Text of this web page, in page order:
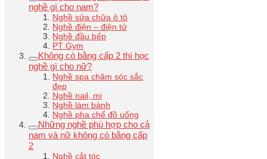
nghề gì cho nam?
Nghề sửa chữa ô tô
Nghề điện – điện tử
Nghề đầu bếp
PT Gym
Không có bằng cấp 2 thì học
nghề gì cho nữ?
Nghề spa chăm sóc sắc
đẹp
Nghề nail, mi
Nghề làm bánh
Nghề pha chế đồ uống
Những nghề phù hợp cho cả
nam và nữ không có bằng cấp
2
Nghề cắt tóc